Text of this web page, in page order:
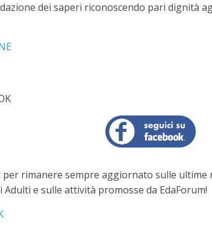
dei saperi riconoscendo pari dignità
per rimanere sempre aggiornato sulle
Adulti e sulle attività promosse da EdaForum!